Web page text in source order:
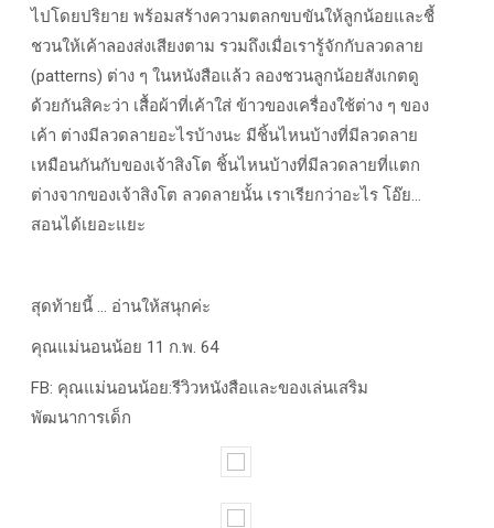
ไปโดยปริยาย พร้อมสร้างความตลกขบขันให้ลูกน้อยและชี้
ชวนให้เค้าลองส่งเสียงตาม รวมถึงเมื่อเรารู้จักกับลวดลาย
(patterns) ต่าง ๆ ในหนังสือแล้ว ลองชวนลูกน้อยสังเกตดู
ด้วยกันสิคะว่า เสื้อผ้าที่เค้าใส่ ข้าวของเครื่องใช้ต่าง ๆ ของ
เค้า ต่างมีลวดลายอะไรบ้างนะ มีชิ้นไหนบ้างที่มีลวดลาย
เหมือนกันกับของเจ้าสิงโต ชิ้นไหนบ้างที่มีลวดลายที่แตก
ต่างจากของเจ้าสิงโต ลวดลายนั้น เราเรียกว่าอะไร โอ๊ย...
สอนได้เยอะแยะ
สุดท้ายนี้ ... อ่านให้สนุกค่ะ
คุณแม่นอนน้อย 11 ก.พ. 64
FB: คุณแม่นอนน้อย:รีวิวหนังสือและของเล่นเสริม
พัฒนาการเด็ก